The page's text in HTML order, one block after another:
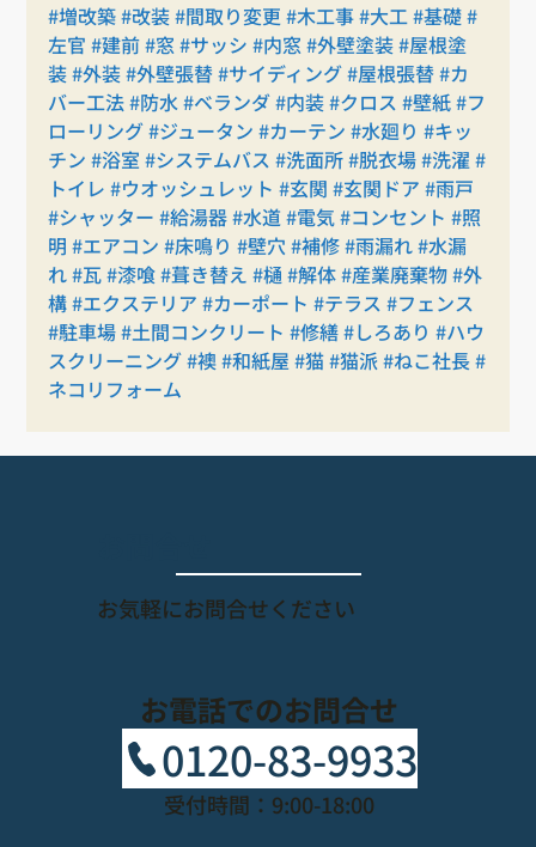
#増改築#改装#間取り変更#木工事#大工#基礎#
左官 #建前#窓 #サッシ #内窓 #外壁塗装#屋根塗
装#外装#外壁張替#サイディング#屋根張替#カ
バー工法#防水#ベランダ#内装#クロス #壁紙#フ
ローリング#ジュータン #カーテン #水廻り #キッ
チン #浴室 #システムバス #洗面所#脱衣場#洗濯#
トイレ #ウオッシュレット #玄関 #玄関ドア #雨戸
#シャッター #給湯器#水道#電気#コンセント #照
明 #エアコン #床鳴り #壁穴 #補修#雨漏れ#水漏
れ#瓦#漆喰#葺き替え #樋#解体#産業廃棄物#外
構#エクステリア #カーポート #テラス #フェンス
#駐車場#土間コンクリート #修繕#しろあり #ハウ
スクリーニング#襖#和紙屋 #猫#猫派#ねこ社長#
ネコリフォーム
​お気軽にお問合せください
お電話でのお問合せ
0120-83-9933
受付時間：9:00-18:00